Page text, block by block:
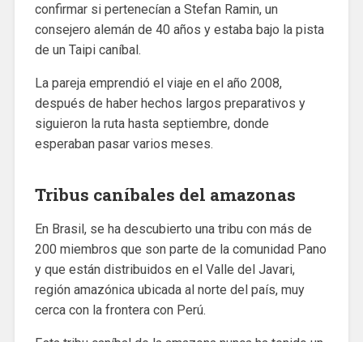
confirmar si pertenecían a Stefan Ramin, un
consejero alemán de 40 años y estaba bajo la pista
de un Taipi caníbal.
La pareja emprendió el viaje en el año 2008,
después de haber hechos largos preparativos y
siguieron la ruta hasta septiembre, donde
esperaban pasar varios meses.
Tribus caníbales del amazonas
En Brasil, se ha descubierto una tribu con más de
200 miembros que son parte de la comunidad Pano
y que están distribuidos en el Valle del Javari,
región amazónica ubicada al norte del país, muy
cerca con la frontera con Perú.